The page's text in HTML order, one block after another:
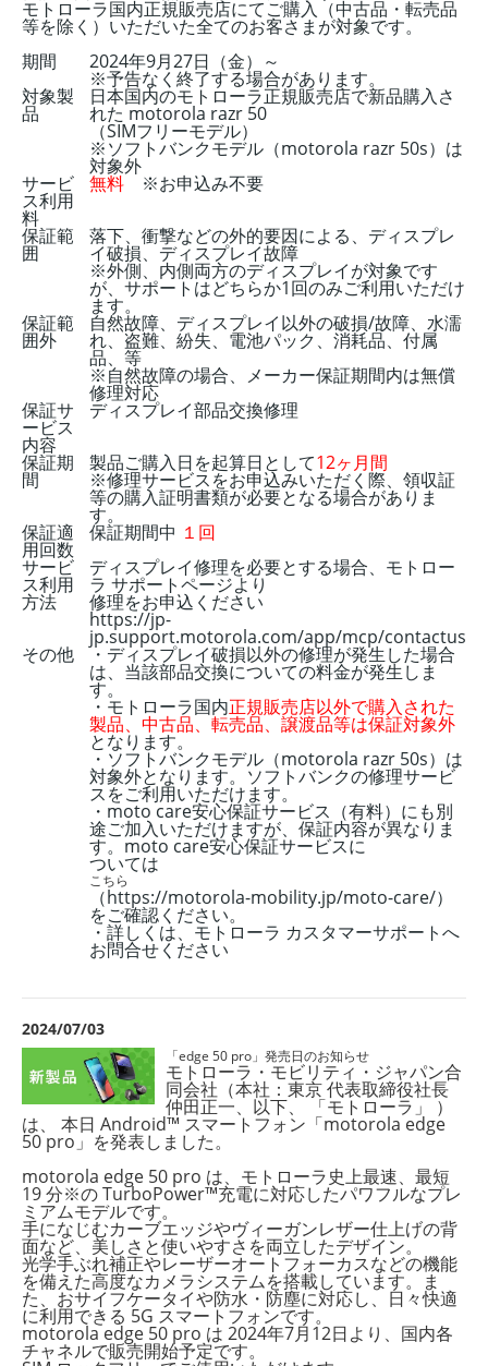
モトローラ国内正規販売店にてご購入（中古品・転売品
等を除く）いただいた全てのお客さまが対象です。
期間
2024年9月27日（金）～
※予告なく終了する場合があります。
対象製
品
日本国内のモトローラ正規販売店で新品購入さ
れた motorola razr 50
（SIMフリーモデル）
※ソフトバンクモデル（motorola razr 50s）は
対象外
サービ
ス利用
料
無料 ※お申込み不要
保証範
囲
落下、衝撃などの外的要因による、ディスプレ
イ破損、ディスプレイ故障
※外側、内側両方のディスプレイが対象です
が、サポートはどちらか1回のみご利用いただけ
ます。
保証範
囲外
自然故障、ディスプレイ以外の破損/故障、水濡
れ、盗難、紛失、電池パック、消耗品、付属
品、等
※自然故障の場合、メーカー保証期間内は無償
修理対応
保証サ
ービス
内容
ディスプレイ部品交換修理
保証期
間
製品ご購入日を起算日として12ヶ月間
※修理サービスをお申込みいただく際、領収証
等の購入証明書類が必要となる場合がありま
す。
保証適
用回数
保証期間中 １回
サービ
ス利用
方法
ディスプレイ修理を必要とする場合、モトロー
ラ サポートページより
修理をお申込ください
https://jp-
jp.support.motorola.com/app/mcp/contactus
その他 ・ディスプレイ破損以外の修理が発生した場合
は、当該部品交換についての料金が発生しま
す。
・モトローラ国内正規販売店以外で購入された
製品、中古品、転売品、譲渡品等は保証対象外
となります。
・ソフトバンクモデル（motorola razr 50s）は
対象外となります。ソフトバンクの修理サービ
スをご利用いただけます。
・moto care安心保証サービス（有料）にも別
途ご加入いただけますが、保証内容が異なりま
す。moto care安心保証サービスに
ついては
こちら
（https://motorola-mobility.jp/moto-care/）
をご確認ください。
・詳しくは、モトローラ カスタマーサポートへ
お問合せください
2024/07/03
「edge 50 pro」発売日のお知らせ
モトローラ・モビリティ・ジャパン合
同会社（本社：東京 代表取締役社長
仲田正一、以下、 「モトローラ」 ）
は、 本日 Android™ スマートフォン「motorola edge
50 pro」を発表しました。
motorola edge 50 pro は、モトローラ史上最速、最短
19 分※の TurboPower™充電に対応したパワフルなプレ
ミアムモデルです。
手になじむカーブエッジやヴィーガンレザー仕上げの背
面など、美しさと使いやすさを両立したデザイン。
光学手ぶれ補正やレーザーオートフォーカスなどの機能
を備えた高度なカメラシステムを搭載しています。ま
た、おサイフケータイや防水・防塵に対応し、日々快適
に利用できる 5G スマートフォンです。
motorola edge 50 pro は 2024年7月12日より、国内各
チャネルで販売開始予定です。